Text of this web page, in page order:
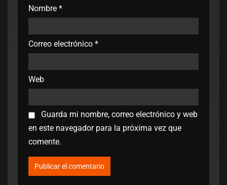
Nombre *
Correo electrónico *
Web
Guarda mi nombre, correo electrónico y web
en este navegador para la próxima vez que
comente.